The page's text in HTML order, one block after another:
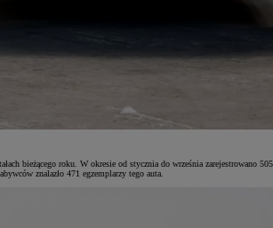
bieżącego roku. W okresie od stycznia do września zarejestrowano
znalazło 471 egzemplarzy tego auta.